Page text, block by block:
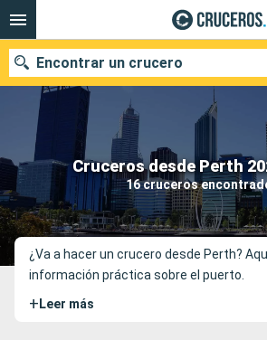
Cruceros desde Perth
16 cruceros
Encontrar un crucero
Nuestros destinos
Fecha de salida
Puertos
¿Va a hacer un crucero desde Perth?
información práctica sobre el puerto.
+ Leer más